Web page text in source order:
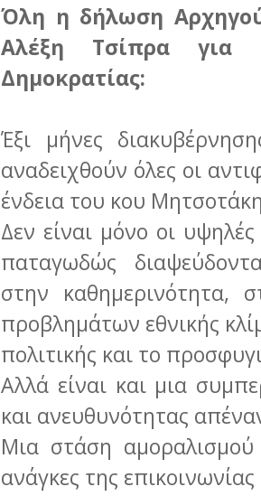
Όλη η δήλωση Αρχηγού
Αλέξη Τσίπρα για
Δημοκρατίας:
Έξι μήνες
αναδειχθούν όλες οι
ένδεια του κου
Δεν είναι μόνο οι
παταγωδώς
στην καθημερινότητα,
προβλημάτων εθνικής
πολιτικής και το
Αλλά είναι και μια
και ανευθυνότητας
Μια στάση
ανάγκες της